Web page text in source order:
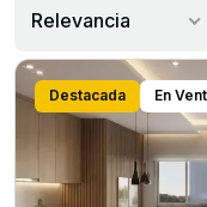
Relevancia
Destacada En